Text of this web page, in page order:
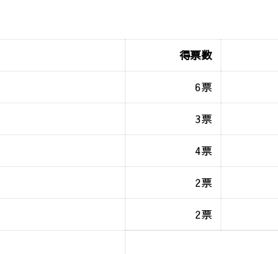
得票数
6票
3票
4票
2票
2票